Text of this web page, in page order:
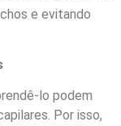
e evitando
lo podem
Por isso,